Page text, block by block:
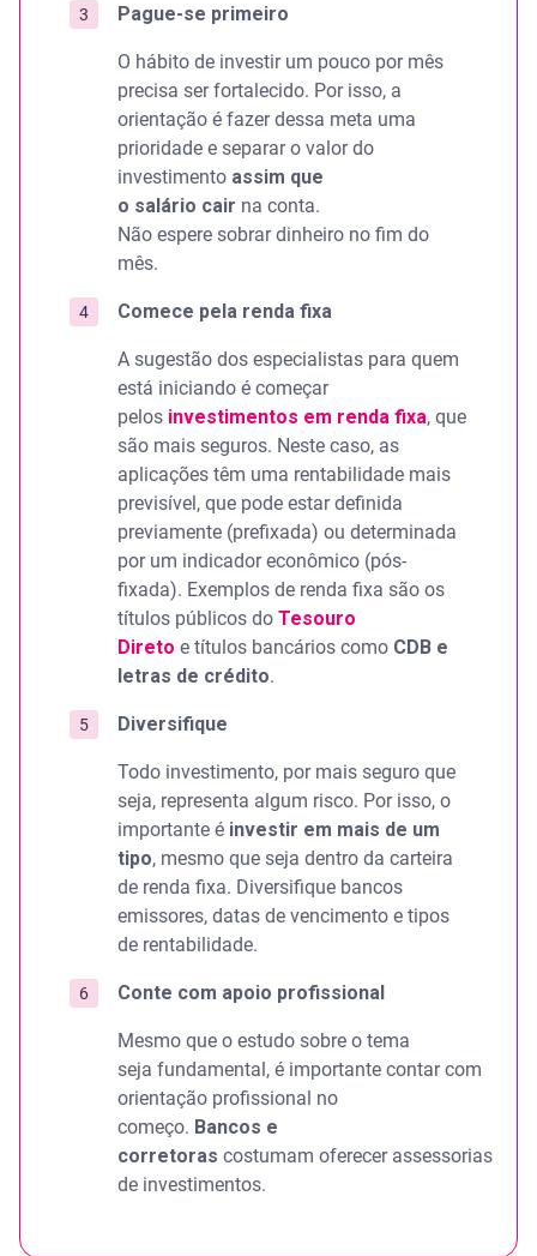
Pague-se primeiro
O hábito de investir um pouco por mês
precisa ser fortalecido. Por isso, a
orientação é fazer dessa meta uma
prioridade e separar o valor do
investimento assim que
o salário cair na conta.
Não espere sobrar dinheiro no fim do
mês.
Comece pela renda fixa
A sugestão dos especialistas para quem
está iniciando é começar
pelos investimentos em renda fixa, que
são mais seguros. Neste caso, as
aplicações têm uma rentabilidade mais
previsível, que pode estar definida
previamente (prefixada) ou determinada
por um indicador econômico (pós-
fixada). Exemplos de renda fixa são os
títulos públicos do Tesouro
Direto e títulos bancários como CDB e
letras de crédito.
Diversifique
Todo investimento, por mais seguro que
seja, representa algum risco. Por isso, o
importante é investir em mais de um
tipo, mesmo que seja dentro da carteira
de renda fixa. Diversifique bancos
emissores, datas de vencimento e tipos
de rentabilidade.
Conte com apoio profissional
Mesmo que o estudo sobre o tema
seja fundamental, é importante contar com
orientação profissional no
começo. Bancos e
corretoras costumam oferecer assessorias
de investimentos.